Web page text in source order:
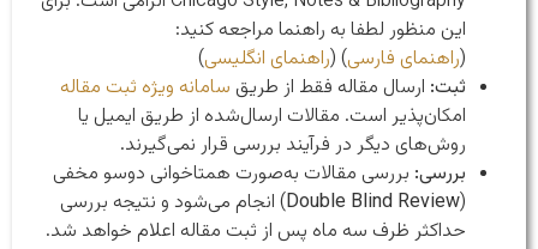
این منظور لطفا به راهنما مراجعه کنید:
(راهنمای فارسی) (راهنمای انگلیسی)
ثبت: ارسال مقاله فقط از طریق سامانه ویژه ثبت مقاله
امکان‌پذیر است. مقالات ارسال‌شده از طریق ایمیل یا
روش‌های دیگر در فرآیند بررسی قرار نمی‌گیرند.
بررسی: بررسی مقالات به‌صورت همتاخوانی دوسو مخفی
(
Double Blind Review) انجام می‌شود و نتیجه بررسی
حداکثر ظرف سه ماه پس از ثبت مقاله اعلام خواهد شد.